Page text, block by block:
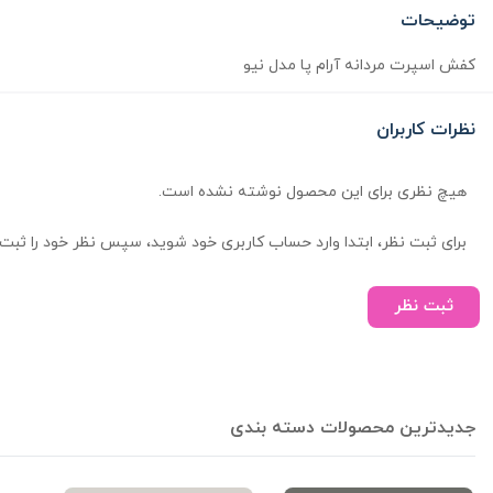
توضیحات
کفش اسپرت مردانه آرام پا مدل نیو
نظرات کاربران
هیچ نظری برای این محصول نوشته نشده است.
برای ثبت نظر، ابتدا وارد حساب کاربری خود شوید، سپس نظر خود را ثبت
ثبت نظر
جدیدترین محصولات دسته بندی